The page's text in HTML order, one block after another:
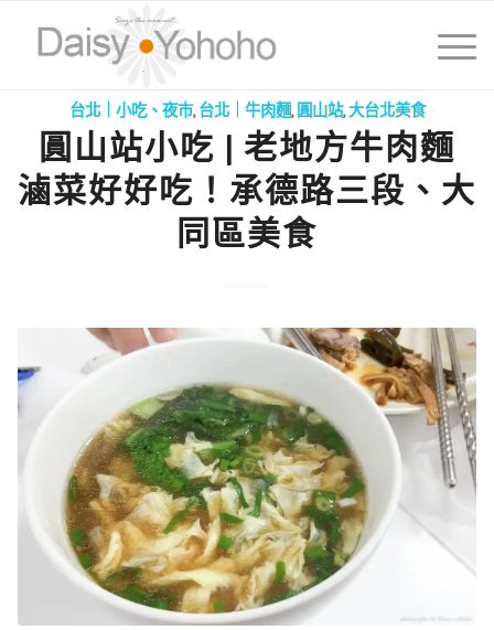
台北｜小吃、夜市,台北｜牛肉麵, 圓山站,大台北美食
圓山站小吃 | 老地方牛肉麵
滷菜好好吃！承德路三段、大
同區美食